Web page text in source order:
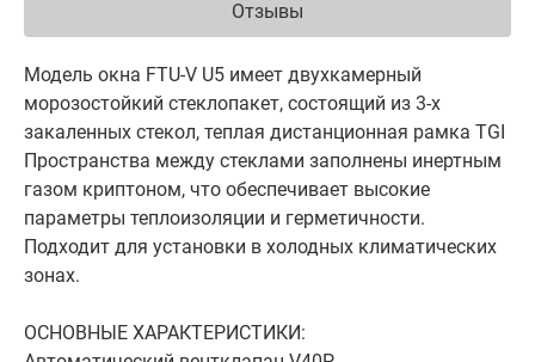
Отзывы
Модель окна FTU-V U5 имеет двухкамерный
морозостойкий стеклопакет, состоящий из 3-х
закаленных стекол, теплая дистанционная рамка TGI
Пространства между стеклами заполнены инертным
газом криптоном, что обеспечивает высокие
параметры теплоизоляции и герметичности.
Подходит для установки в холодных климатических
зонах.
ОСНОВНЫЕ ХАРАКТЕРИСТИКИ: